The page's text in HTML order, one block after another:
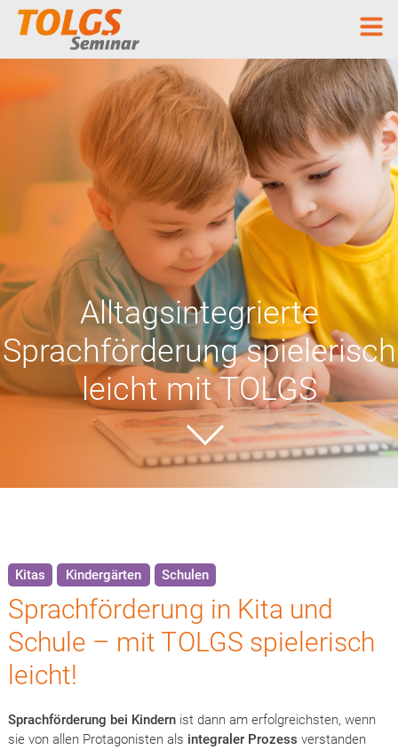
Alltagsintegrierte
Sprachförderungspielerisch
leicht mit TOLGS
Kitas Kindergärten Schulen
Sprachförderung in Kita und
Schule – mit TOLGS spielerisch
leicht!
Sprachförderung bei Kindernist dann am erfolgreichsten, wenn
sie von allen Protagonisten als integraler Prozess verstanden